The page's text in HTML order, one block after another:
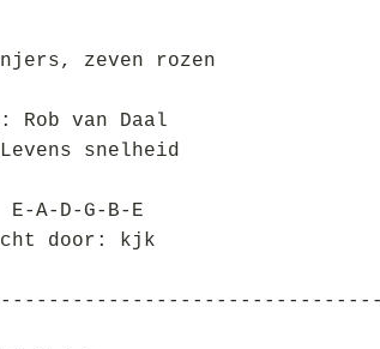
zeven rozen
Rob van Daal
snelheid
A-D-G-B-E
door: kjk